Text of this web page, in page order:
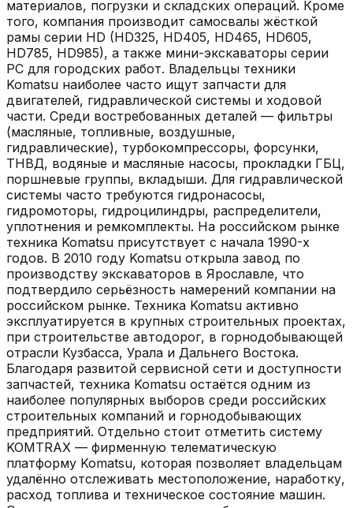
материалов, погрузки и складских операций. Кроме
того, компания производит самосвалы жёсткой
рамы серии HD (HD325, HD405, HD465, HD605,
HD785, HD985), а также мини-экскаваторы серии
PC для городских работ. Владельцы техники
Komatsu наиболее часто ищут запчасти для
двигателей, гидравлической системы и ходовой
части. Среди востребованных деталей — фильтры
(масляные, топливные, воздушные,
гидравлические), турбокомпрессоры, форсунки,
ТНВД, водяные и масляные насосы, прокладки ГБЦ,
поршневые группы, вкладыши. Для гидравлической
системы часто требуются гидронасосы,
гидромоторы, гидроцилиндры, распределители,
уплотнения и ремкомплекты. На российском рынке
техника Komatsu присутствует с начала 1990-х
годов. В 2010 году Komatsu открыла завод по
производству экскаваторов в Ярославле, что
подтвердило серьёзность намерений компании на
российском рынке. Техника Komatsu активно
эксплуатируется в крупных строительных проектах,
при строительстве автодорог, в горнодобывающей
отрасли Кузбасса, Урала и Дальнего Востока.
Благодаря развитой сервисной сети и доступности
запчастей, техника Komatsu остаётся одним из
наиболее популярных выборов среди российских
строительных компаний и горнодобывающих
предприятий. Отдельно стоит отметить систему
KOMTRAX — фирменную телематическую
платформу Komatsu, которая позволяет владельцам
удалённо отслеживать местоположение, наработку,
расход топлива и техническое состояние машин.